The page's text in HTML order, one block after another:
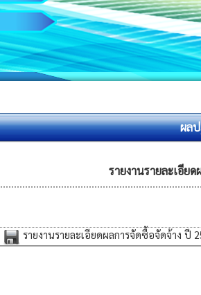
ผล
รายงานรายละเอีย
รายงานรายละเอียดผลการจัดซื้อจัดจ้าง ปี